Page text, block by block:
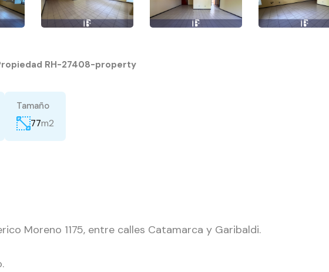
RH-27408-property
Tamaño
77m2
Moreno 1175, entre calles Catamarca y Garibaldi.